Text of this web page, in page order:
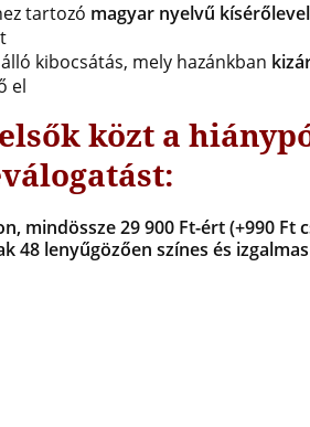
tartozó magyar nyelvű
kibocsátás, mely hazánkban
el
közt a
mindössze 29 900 Ft-ért (+990 Ft
48 lenyűgözően színes és